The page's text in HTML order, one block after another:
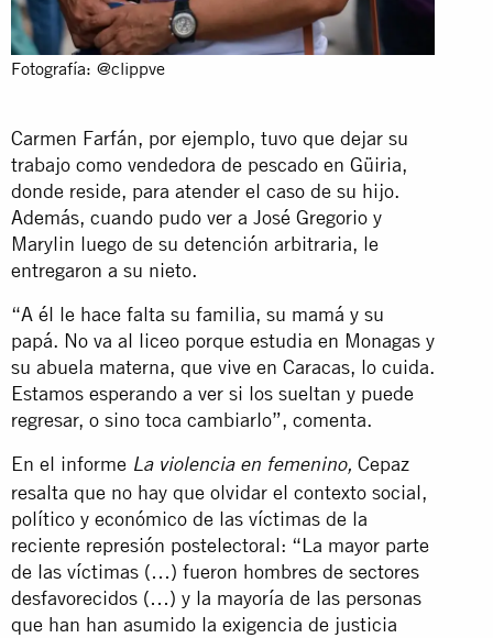
Fotografía: @clippve
Carmen Farfán, por ejemplo, tuvo que dejar su
trabajo como vendedora de pescado en Güiria,
donde reside, para atender el caso de su hijo.
Además, cuando pudo ver a José Gregorio y
Marylin luego de su detención arbitraria, le
entregaron a su nieto.
“A él le hace falta su familia, su mamá y su
papá. No va al liceo porque estudia en Monagas y
su abuela materna, que vive en Caracas, lo cuida.
Estamos esperando a ver si los sueltan y puede
regresar, o sino toca cambiarlo”, comenta.
En el informe La violencia en femenino, Cepaz
resalta que no hay que olvidar el contexto social,
político y económico de las víctimas de la
reciente represión postelectoral: “La mayor parte
de las víctimas (…) fueron hombres de sectores
desfavorecidos (…) y la mayoría de las personas
que han han asumido la exigencia de justicia